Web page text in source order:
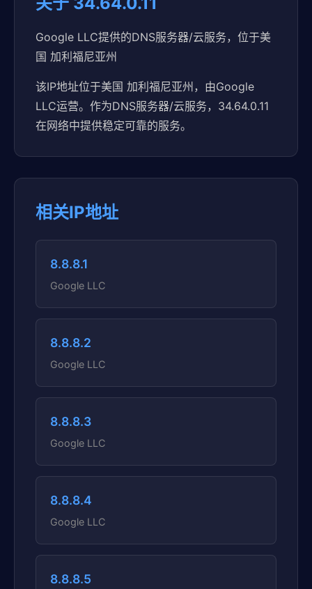
Google LLC提供的DNS服务器/云服务，位于美
国 加利福尼亚州
该IP地址位于美国 加利福尼亚州，由Google
LLC运营。作为DNS服务器/云服务，34.64.0.11
在网络中提供稳定可靠的服务。
相关IP地址
8.8.8.1
Google LLC
8.8.8.2
Google LLC
8.8.8.3
Google LLC
8.8.8.4
Google LLC
8.8.8.5